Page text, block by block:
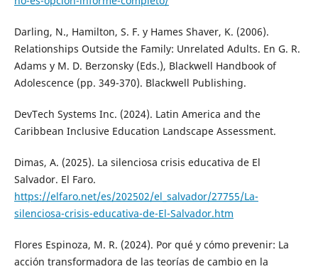
Darling, N., Hamilton, S. F. y Hames Shaver, K. (2006).
Relationships Outside the Family: Unrelated Adults. En G. R.
Adams y M. D. Berzonsky (Eds.), Blackwell Handbook of
Adolescence (pp. 349-370). Blackwell Publishing.
DevTech Systems Inc. (2024). Latin America and the
Caribbean Inclusive Education Landscape Assessment.
Dimas, A. (2025). La silenciosa crisis educativa de El
Salvador. El Faro.
https://elfaro.net/es/202502/el_salvador/27755/La-
silenciosa-crisis-educativa-de-El-Salvador.htm
Flores Espinoza, M. R. (2024). Por qué y cómo prevenir: La
acción transformadora de las teorías de cambio en la